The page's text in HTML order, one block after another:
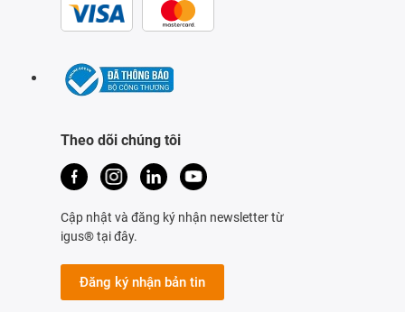
Theo dõi chúng tôi
Cập nhật và đăng ký nhận newsletter từ
igus® tại đây.
Đăng ký nhận bản tin